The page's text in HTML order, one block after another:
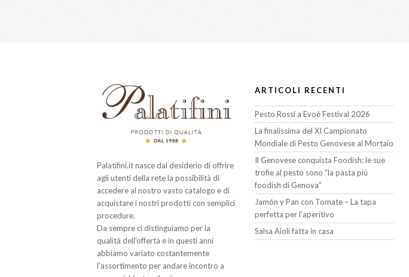
Palatifini.it nasce dal desiderio di offrire
agli utenti della rete la possibilità di
accedere al nostro vasto catalogo e di
acquistare i nostri prodotti con semplici
procedure.
Da sempre ci distinguiamo per la
qualità dell'offerta e in questi anni
abbiamo variato costantemente
l'assortimento per andare incontro a
ARTICOLI RECENTI
Pesto Rossi a Evoè Festival 2026
La finalissima del XI Campionato
Mondiale di Pesto Genovese al Mortaio
Il Genovese conquista Foodish: le sue
trofie al pesto sono “la pasta più
foodish di Genova”
Jamón y Pan con Tomate – La tapa
perfetta per l’aperitivo
Salsa Aioli fatta in casa